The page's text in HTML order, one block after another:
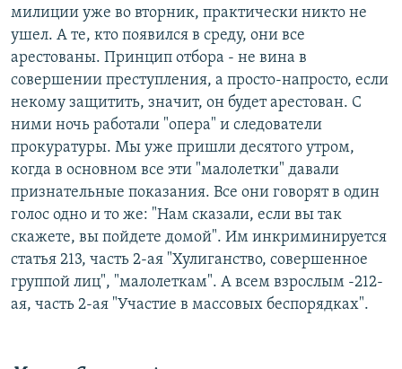
милиции уже во вторник, практически никто не
ушел. А те, кто появился в среду, они все
арестованы. Принцип отбора - не вина в
совершении преступления, а просто-напросто, если
некому защитить, значит, он будет арестован. С
ними ночь работали "опера" и следователи
прокуратуры. Мы уже пришли десятого утром,
когда в основном все эти "малолетки" давали
признательные показания. Все они говорят в один
голос одно и то же: "Нам сказали, если вы так
скажете, вы пойдете домой". Им инкриминируется
статья 213, часть 2-ая "Хулиганство, совершенное
группой лиц", "малолеткам". А всем взрослым -212-
ая, часть 2-ая "Участие в массовых беспорядках".